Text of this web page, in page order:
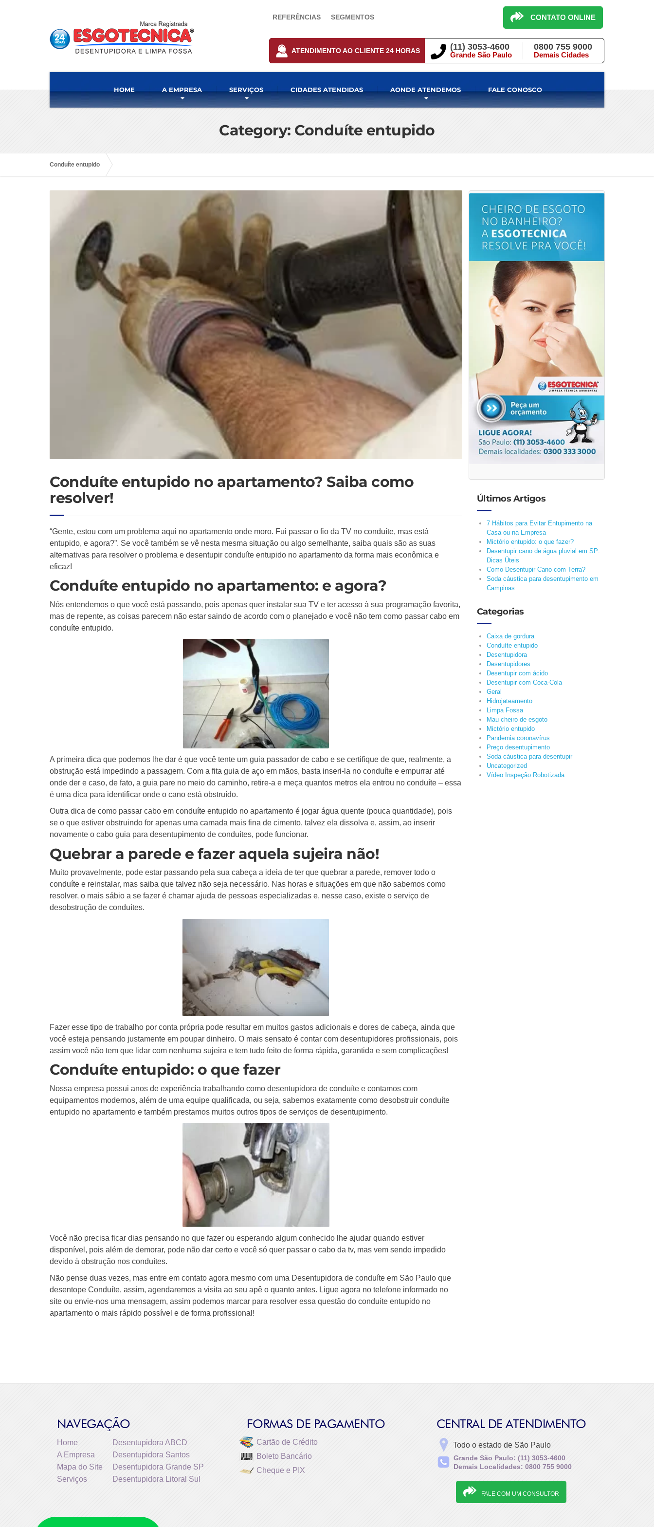
REFERÊNCIAS SEGMENTOS CONTATO ONLINE
ATENDIMENTO AO CLIENTE 24 HORAS (11) 3053-4600
Grande São Paulo
0800 755 9000
Demais Cidades
HOME A EMPRESA SERVIÇOS CIDADES ATENDIDAS AONDE ATENDEMOS FALE CONOSCO
Category: Conduíte entupido
Conduíte entupido
Conduíte entupido no apartamento? Saiba como
resolver!
“Gente, estou com um problema aqui no apartamento onde moro. Fui passar o fio da TV no conduíte, mas está
entupido, e agora?”. Se você também se vê nesta mesma situação ou algo semelhante, saiba quais são as suas
alternativas para resolver o problema e desentupir conduíte entupido no apartamento da forma mais econômica e
eficaz!
Conduíte entupido no apartamento: e agora?
Nós entendemos o que você está passando, pois apenas quer instalar sua TV e ter acesso à sua programação favorita,
mas de repente, as coisas parecem não estar saindo de acordo com o planejado e você não tem como passar cabo em
conduíte entupido.
A primeira dica que podemos lhe dar é que você tente um guia passador de cabo e se certifique de que, realmente, a
obstrução está impedindo a passagem. Com a fita guia de aço em mãos, basta inseri-la no conduíte e empurrar até
onde der e caso, de fato, a guia pare no meio do caminho, retire-a e meça quantos metros ela entrou no conduíte – essa
é uma dica para identificar onde o cano está obstruído.
Outra dica de como passar cabo em conduíte entupido no apartamento é jogar água quente (pouca quantidade), pois
se o que estiver obstruindo for apenas uma camada mais fina de cimento, talvez ela dissolva e, assim, ao inserir
novamente o cabo guia para desentupimento de conduítes, pode funcionar.
Quebrar a parede e fazer aquela sujeira não!
Muito provavelmente, pode estar passando pela sua cabeça a ideia de ter que quebrar a parede, remover todo o
conduíte e reinstalar, mas saiba que talvez não seja necessário. Nas horas e situações em que não sabemos como
resolver, o mais sábio a se fazer é chamar ajuda de pessoas especializadas e, nesse caso, existe o serviço de
desobstrução de conduítes.
Fazer esse tipo de trabalho por conta própria pode resultar em muitos gastos adicionais e dores de cabeça, ainda que
você esteja pensando justamente em poupar dinheiro. O mais sensato é contar com desentupidores profissionais, pois
assim você não tem que lidar com nenhuma sujeira e tem tudo feito de forma rápida, garantida e sem complicações!
Conduíte entupido: o que fazer
Nossa empresa possui anos de experiência trabalhando como desentupidora de conduíte e contamos com
equipamentos modernos, além de uma equipe qualificada, ou seja, sabemos exatamente como desobstruir conduíte
entupido no apartamento e também prestamos muitos outros tipos de serviços de desentupimento.
Você não precisa ficar dias pensando no que fazer ou esperando algum conhecido lhe ajudar quando estiver
disponível, pois além de demorar, pode não dar certo e você só quer passar o cabo da tv, mas vem sendo impedido
devido à obstrução nos conduítes.
Não pense duas vezes, mas entre em contato agora mesmo com uma Desentupidora de conduíte em São Paulo que
desentope Conduíte, assim, agendaremos a visita ao seu apê o quanto antes. Ligue agora no telefone informado no
site ou envie-nos uma mensagem, assim podemos marcar para resolver essa questão do conduíte entupido no
apartamento o mais rápido possível e de forma profissional!
Últimos Artigos
7 Hábitos para Evitar Entupimento na
Casa ou na Empresa
Mictório entupido: o que fazer?
Desentupir cano de água pluvial em SP:
Dicas Úteis
Como Desentupir Cano com Terra?
Soda cáustica para desentupimento em
Campinas
Categorias
Caixa de gordura
Conduíte entupido
Desentupidora
Desentupidores
Desentupir com ácido
Desentupir com Coca-Cola
Geral
Hidrojateamento
Limpa Fossa
Mau cheiro de esgoto
Mictório entupido
Pandemia coronavírus
Preço desentupimento
Soda cáustica para desentupir
Uncategorized
Vídeo Inspeção Robotizada
NAVEGAÇÃO
Home
A Empresa
Mapa do Site
Serviços
Desentupidora ABCD
Desentupidora Santos
Desentupidora Grande SP
Desentupidora Litoral Sul
FORMAS DE PAGAMENTO
Cartão de Crédito
Boleto Bancário
Cheque e PIX
CENTRAL DE ATENDIMENTO
Todo o estado de São Paulo
Grande São Paulo: (11) 3053-4600
Demais Localidades: 0800 755 9000
FALE COM UM CONSULTOR